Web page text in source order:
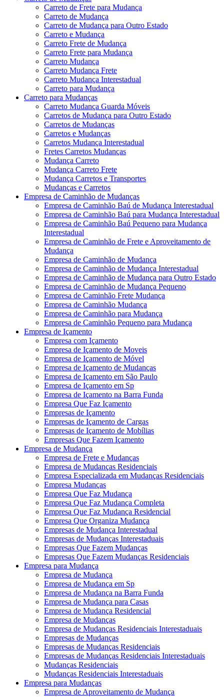
Carreto de Frete para Mudança
Carreto de Mudança
Carreto de Mudança para Outro Estado
Carreto e Mudança
Carreto Frete de Mudança
Carreto Frete para Mudança
Carreto Mudança
Carreto Mudança Frete
Carreto Mudança Interestadual
Carreto para Mudança
Carreto para Mudanças
Carreto Mudança Guarda Móveis
Carretos de Mudança para Outro Estado
Carretos de Mudanças
Carretos e Mudanças
Carretos Mudança Interestadual
Fretes Carretos Mudanças
Mudança Carreto
Mudança Carreto Frete
Mudança Carretos e Transportes
Mudanças e Carretos
Empresa de Caminhão de Mudanças
Empresa de Caminhão Baú de Mudança Interestadual
Empresa de Caminhão Baú para Mudança Interestadual
Empresa de Caminhão Baú Pequeno para Mudança
Interestadual
Empresa de Caminhão de Frete e Aproveitamento de
Mudança
Empresa de Caminhão de Mudança
Empresa de Caminhão de Mudança Interestadual
Empresa de Caminhão de Mudança para Outro Estado
Empresa de Caminhão de Mudança Pequeno
Empresa de Caminhão Frete Mudança
Empresa de Caminhão Mudança
Empresa de Caminhão para Mudança
Empresa de Caminhão Pequeno para Mudança
Empresa de Içamento
Empresa com Içamento
Empresa de Içamento de Moveis
Empresa de Içamento de Móvel
Empresa de Içamento de Mudanças
Empresa de Içamento em São Paulo
Empresa de Içamento em Sp
Empresa de Içamento na Barra Funda
Empresa Que Faz Içamento
Empresas de Içamento
Empresas de Içamento de Cargas
Empresas de Içamento de Mobílias
Empresas Que Fazem Içamento
Empresa de Mudança
Empresa de Frete e Mudanças
Empresa de Mudanças Residenciais
Empresa Especializada em Mudanças Residenciais
Empresa Mudanças
Empresa Que Faz Mudança
Empresa Que Faz Mudança Completa
Empresa Que Faz Mudança Residencial
Empresa Que Organiza Mudança
Empresas de Mudança Interestadual
Empresas de Mudanças Interestaduais
Empresas Que Fazem Mudanças
Empresas Que Fazem Mudanças Residenciais
Empresa para Mudança
Empresa de Mudança
Empresa de Mudança em Sp
Empresa de Mudança na Barra Funda
Empresa de Mudança para Casas
Empresa de Mudança Residencial
Empresa de Mudanças
Empresa de Mudanças Residenciais Interestaduais
Empresas de Mudanças
Empresas de Mudanças Residenciais
Empresas de Mudanças Residenciais Interestaduais
Mudanças Residenciais
Mudanças Residenciais Interestaduais
Empresa para Mudanças
Empresa de Aproveitamento de Mudança